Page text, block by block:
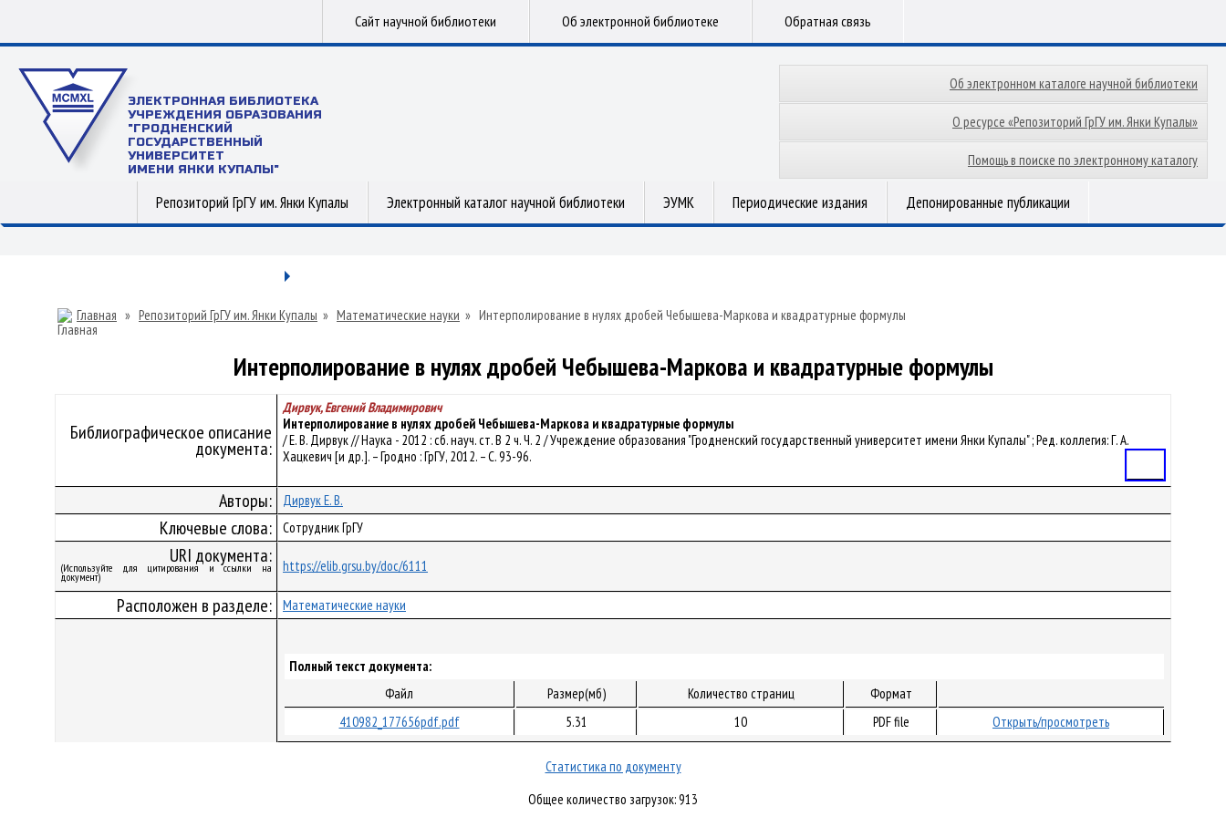
Сайт научной библиотеки Об электронной библиотеке Обратная связь
ЭЛЕКТРОННАЯ БИБЛИОТЕКА
УЧРЕЖДЕНИЯ ОБРАЗОВАНИЯ
"ГРОДНЕНСКИЙ
ГОСУДАРСТВЕННЫЙ
УНИВЕРСИТЕТ
ИМЕНИ ЯНКИ КУПАЛЫ"
Об электронном каталоге научной библиотеки
О ресурсе «Репозиторий ГрГУ им. Янки Купалы»
Помощь в поиске по электронному каталогу
Репозиторий ГрГУ им. Янки Купалы Электронный каталог научной библиотеки ЭУМК Периодические издания Депонированные публикации
Главная » Репозиторий ГрГУ им. Янки Купалы » Математические науки » Интерполирование в нулях дробей Чебышева-Маркова и квадратурные формулы
Интерполирование в нулях дробей Чебышева-Маркова и квадратурные формулы
Библиографическое описание
документа:
Дирвук, Евгений Владимирович
Интерполирование в нулях дробей Чебышева-Маркова и квадратурные формулы
/ Е. В. Дирвук // Наука - 2012 : сб. науч. ст. В 2 ч. Ч. 2 / Учреждение образования "Гродненский государственный университет имени Янки Купалы" ; Ред. коллегия: Г. А.
Хацкевич [и др.]. – Гродно : ГрГУ, 2012. – С. 93-96.
Авторы: Дирвук Е. В.
Ключевые слова: Сотрудник ГрГУ
URI документа:
(Используйте для цитирования и ссылки на
документ)
https://elib.grsu.by/doc/6111
Расположен в разделе: Математические науки
Полный текст документа:
Файл
Размер(мб) Количество страниц
Формат
410982_177656pdf.pdf
5.31 10 PDF file Открыть/просмотреть
Статистика по документу
Общее количество загрузок: 913